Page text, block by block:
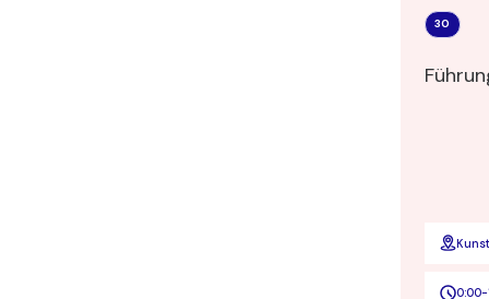
30
0:00-